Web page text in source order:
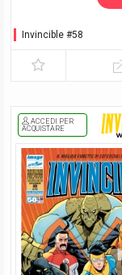
Invincible #58
ACCEDI PER
ACQUISTARE